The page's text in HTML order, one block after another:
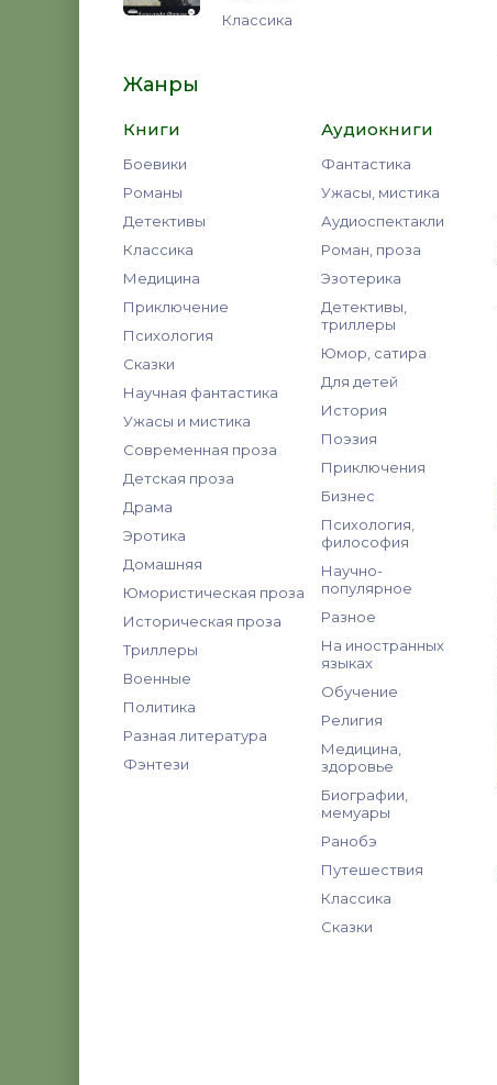
Классика
Жанры
Книги
Боевики
Романы
Детективы
Классика
Медицина
Приключение
Психология
Сказки
Научная фантастика
Ужасы и мистика
Современная проза
Детская проза
Драма
Эротика
Домашняя
Юмористическая проза
Историческая проза
Триллеры
Военные
Политика
Разная литература
Фэнтези
Аудиокниги
Фантастика
Ужасы, мистика
Аудиоспектакли
Роман, проза
Эзотерика
Детективы,
триллеры
Юмор, сатира
Для детей
История
Поэзия
Приключения
Бизнес
Психология,
философия
Научно-
популярное
Разное
На иностранных
языках
Обучение
Религия
Медицина,
здоровье
Биографии,
мемуары
Ранобэ
Путешествия
Классика
Сказки